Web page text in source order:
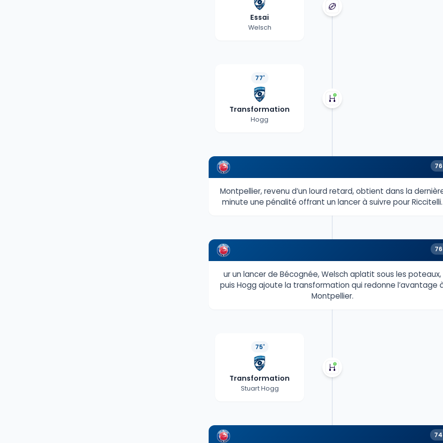
Essai
Welsch
77'
Transformation
Hogg
Montpellier, revenu d’un lourd retard, obtient dans la
minute une pénalité offrant un lancer à suivre pour Riccitelli.
ur un lancer de Bécognée, Welsch aplatit sous les poteaux,
puis Hogg ajoute la transformation qui redonne l’avantage
Montpellier.
75'
Transformation
Stuart Hogg